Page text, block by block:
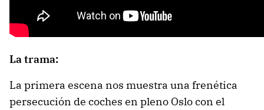
La trama:
La primera escena nos muestra una frenética
persecución de coches en pleno Oslo con el